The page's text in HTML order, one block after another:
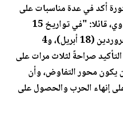
أكد في عدة مناسبات على
عدم الدخول في الملف النووي، قائلا: "في تواريخ 15
فروردين (4 أبريل)، و29 فروردين (18 أبريل)، و4
تم التأكيد صراحةً لثلاث مرات على
يكون محور التفاوض، وأن
إنهاء الحرب والحصول على